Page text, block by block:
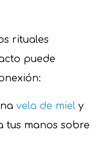
rituales
puede
vela de miely
tus manos sobre